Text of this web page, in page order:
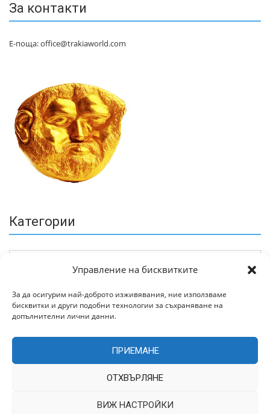
Управление на бисквитките
За да осигурим най-доброто изживявания, ние използваме
бисквитки и други подобни технологии за съхраняване на
допълнителни лични данни.
ПРИЕМАНЕ
ОТХВЪРЛЯНЕ
ВИЖ НАСТРОЙКИ
За контакти
Е-поща: office@trakiaworld.com
Категории
Архив